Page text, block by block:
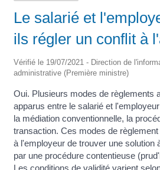
Le salarié et
ils régler un conflit à
Vérifié le 19/07/2021 - Direction de
administrative (Première ministre)
Oui. Plusieurs modes de règlements
apparus entre le salarié et
la médiation conventionnelle, la
transaction. Ces modes de
à l'employeur de trouver une solution
par une procédure contentieuse
Les conditions de validité varient